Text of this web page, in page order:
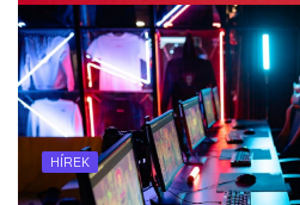
HÍREK